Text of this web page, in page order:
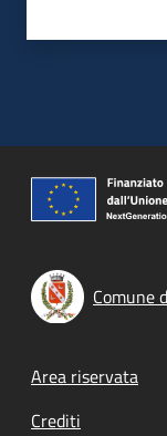
Comune
Footer
Area riservata
Crediti